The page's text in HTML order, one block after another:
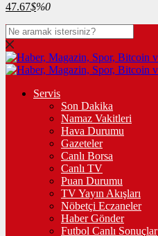
47.67$%0
Servis
Son Dakika
Namaz Vakitleri
Hava Durumu
Gazeteler
Canlı Borsa
Canlı TV
Puan Durumu
TV Yayın Akışları
Nöbetçi Eczaneler
Haber Gönder
Futbol Canlı Sonuçlar